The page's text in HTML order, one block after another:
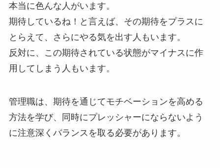
本当に色んな人がいます。
期待しているね！と言えば、その期待をプラスに
とらえて、さらにやる気を出す人もいます。
反対に、この期待されている状態がマイナスに作
用してしまう人もいます。
管理職は、期待を通じてモチベーションを高める
方法を学び、同時にプレッシャーにならないよう
に注意深くバランスを取る必要があります。